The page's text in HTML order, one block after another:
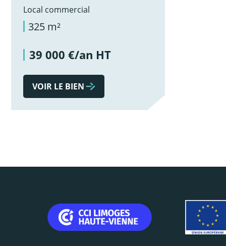
Local commercial
325 m²
39 000 €/an HT
VOIR LE BIEN